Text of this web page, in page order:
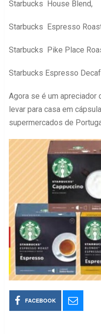
Starbucks House Blend,
Starbucks Espresso
Starbucks Pike Place
Starbucks Espresso Decaf
Agora se é um apreciador
levar para casa em
supermercados de
FACEBOOK